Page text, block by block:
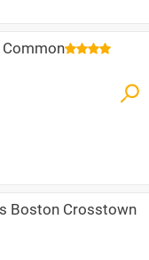
Common
Boston Crosstown